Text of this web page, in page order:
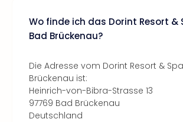
Wo finde ich das Dorint Resort &
Bad Brückenau?
Die Adresse vom Dorint Resort &
Brückenau ist:
Heinrich-von-Bibra-Strasse 13
97769 Bad Brückenau
Deutschland